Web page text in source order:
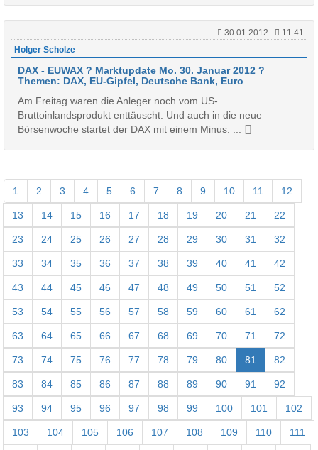
30.01.2012
11:41
Holger Scholze
DAX - EUWAX ? Marktupdate Mo. 30. Januar 2012 ?
Themen: DAX, EU-Gipfel, Deutsche Bank, Euro
Am Freitag waren die Anleger noch vom US-
Bruttoinlandsprodukt enttäuscht. Und auch in die neue
Börsenwoche startet der DAX mit einem Minus. ...
1 2 3 4 5 6 7 8 9 10 11 12
13 14 15 16 17 18 19 20 21 22
23 24 25 26 27 28 29 30 31 32
33 34 35 36 37 38 39 40 41 42
43 44 45 46 47 48 49 50 51 52
53 54 55 56 57 58 59 60 61 62
63 64 65 66 67 68 69 70 71 72
73 74 75 76 77 78 79 80 81 82
83 84 85 86 87 88 89 90 91 92
93 94 95 96 97 98 99 100 101 102
103 104 105 106 107 108 109 110 111